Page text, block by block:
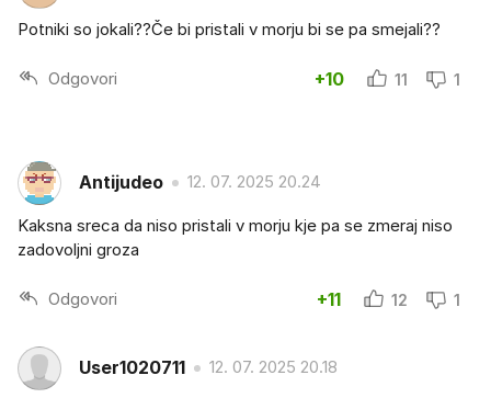
Potniki so jokali??Če bi pristali v morju bi se pa smejali??
Odgovori +10 11 1
Antijudeo 12. 07. 2025 20.24
Kaksna sreca da niso pristali v morju kje pa se zmeraj niso
zadovoljni groza
Odgovori +11 12 1
User1020711 12. 07. 2025 20.18